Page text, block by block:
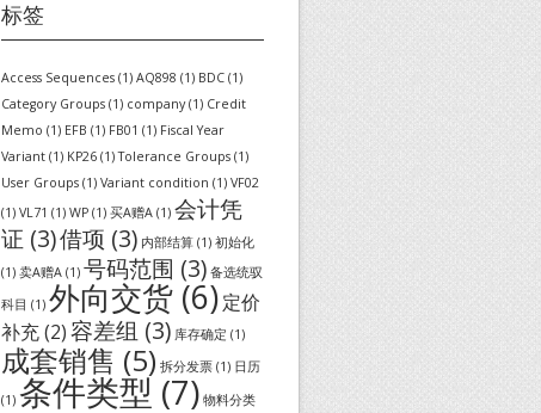
标签
Access Sequences (1) AQ898 (1) BDC (1)
Category Groups (1) company(1) Credit
Memo (1) EFB (1) FB01 (1) Fiscal Year
Variant (1) KP26 (1) Tolerance Groups (1)
User Groups (1) Variant condition (1) VF02
(1) VL71 (1) WP (1) 买A赠A (1) 会计凭
证 (3)借项 (3) 内部结算 (1) 初始化
(1) 卖A赠A (1) 号码范围 (3) 备选统驭
科目 (1) 外向交货 (6)定价
补充(2)容差组 (3) 库存确定 (1)
成套销售 (5) 拆分发票 (1) 日历
(1) 条件类型 (7) 物料分类